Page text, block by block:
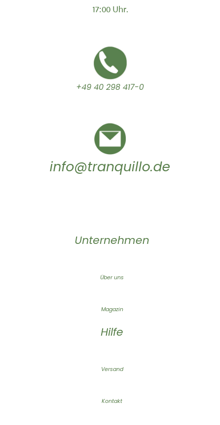
17:00 Uhr.
+49 40 298 417-0
info@tranquillo.de
Unternehmen
Über uns
Magazin
Hilfe
Versand
Kontakt